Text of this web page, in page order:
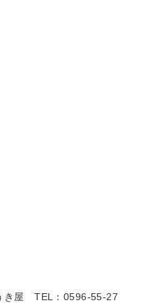
うき屋TEL：0596-55-27